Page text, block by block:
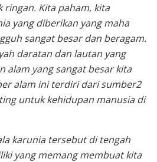
Kita paham, kita
yang diberikan yang maha
sangat besar dan beragam.
daratan dan lautan yang
alam yang sangat besar kita
alam ini terdiri dari sumber2
untuk kehidupan manusia di
karunia tersebut di tengah
yang memang membuat kita